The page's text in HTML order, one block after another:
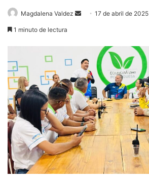
Magdalena Valdez
Send17 de abril de 2025
1 minuto de lectura